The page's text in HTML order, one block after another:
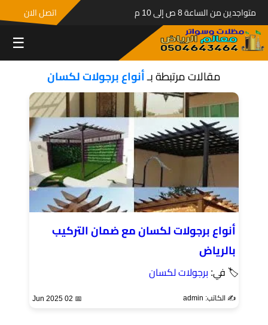
متواجدين من الساعة 8 ص إلى 10 م اتصل الان
☰
مقالات مرتبطة بـأنواع برجولات لكسان
أنواع برجولات لكسان مع ضمان التركيب
بالرياض
🏷 في: برجولات لكسان
✍️ الكاتب: admin 📅 02 Jun 2025